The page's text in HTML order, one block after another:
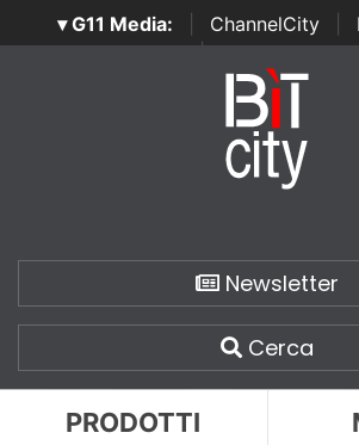
▾ G11 Media: ChannelCity
SecurityOpenLab | Italian Channel
Italian Security
Newsletter
Cerca
PRODOTTI